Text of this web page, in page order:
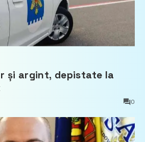
și argint, depistate la
0